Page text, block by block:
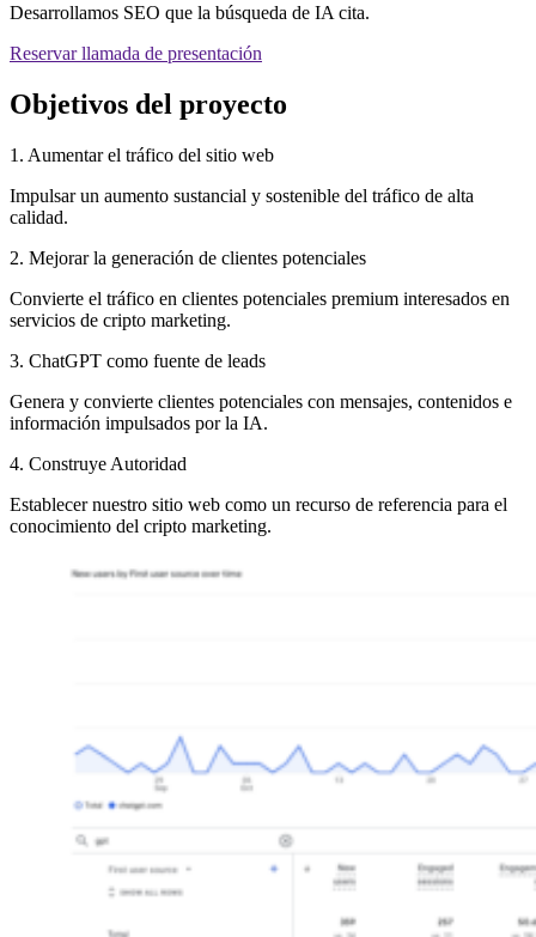
Desarrollamos SEO que la búsqueda de IA cita.
Reservar llamada de presentación
Objetivos del proyecto
1. Aumentar el tráfico del sitio web
Impulsar un aumento sustancial y sostenible del tráfico de alta
calidad.
2. Mejorar la generación de clientes potenciales
Convierte el tráfico en clientes potenciales premium interesados en
servicios de cripto marketing.
3. ChatGPT como fuente de leads
Genera y convierte clientes potenciales con mensajes, contenidos e
información impulsados por la IA.
4. Construye Autoridad
Establecer nuestro sitio web como un recurso de referencia para el
conocimiento del cripto marketing.